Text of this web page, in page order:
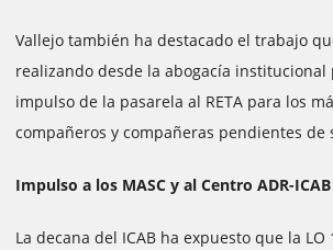
Vallejo también ha destacado el trabajo
realizando desde la abogacía
impulso de la pasarela al RETA para los
compañeros y compañeras pendientes de
Impulso a los MASC y al Centro ADR-ICAB
La decana del ICAB ha expuesto que la